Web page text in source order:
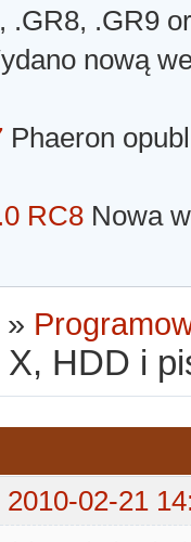
.GR8, .GR9
nową
Phaeron
RC8 Nowa
»
HDD i
2010-02-21